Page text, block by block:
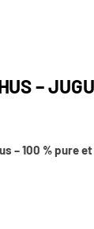
–
– 100 % pure